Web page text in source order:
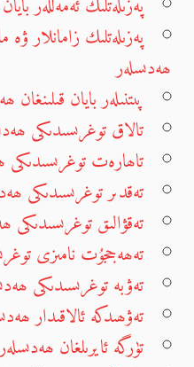
پەزىلەتلىك زامانلار ۋە
ھەدىسلەر
پىتنىلەر بايان قىلىنغان
تالاق توغرىسىدىكى
تاھارەت توغرىسىدىكى
تەقدىر توغرىسىدىكى
تەقۋالىق توغرىسىدىكى
تەھەججۇت نامىزى
تەۋبە توغرىسىدىكى
تەۋھىدكە ئالاقىدار
تۈرگە ئايرىلغان